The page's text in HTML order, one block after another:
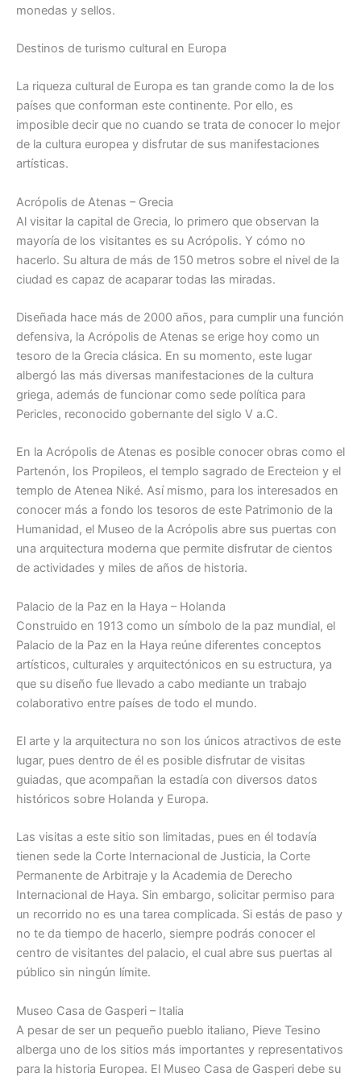
monedas y sellos.
Destinos de turismo cultural en Europa
La riqueza cultural de Europa es tan grande como la de los
países que conforman este continente. Por ello, es
imposible decir que no cuando se trata de conocer lo mejor
de la cultura europea y disfrutar de sus manifestaciones
artísticas.
Acrópolis de Atenas – Grecia
Al visitar la capital de Grecia, lo primero que observan la
mayoría de los visitantes es su Acrópolis. Y cómo no
hacerlo. Su altura de más de 150 metros sobre el nivel de la
ciudad es capaz de acaparar todas las miradas.
Diseñada hace más de 2000 años, para cumplir una función
defensiva, la Acrópolis de Atenas se erige hoy como un
tesoro de la Grecia clásica. En su momento, este lugar
albergó las más diversas manifestaciones de la cultura
griega, además de funcionar como sede política para
Pericles, reconocido gobernante del siglo V a.C.
En la Acrópolis de Atenas es posible conocer obras como el
Partenón, los Propileos, el templo sagrado de Erecteion y el
templo de Atenea Niké. Así mismo, para los interesados en
conocer más a fondo los tesoros de este Patrimonio de la
Humanidad, el Museo de la Acrópolis abre sus puertas con
una arquitectura moderna que permite disfrutar de cientos
de actividades y miles de años de historia.
Palacio de la Paz en la Haya – Holanda
Construido en 1913 como un símbolo de la paz mundial, el
Palacio de la Paz en la Haya reúne diferentes conceptos
artísticos, culturales y arquitectónicos en su estructura, ya
que su diseño fue llevado a cabo mediante un trabajo
colaborativo entre países de todo el mundo.
El arte y la arquitectura no son los únicos atractivos de este
lugar, pues dentro de él es posible disfrutar de visitas
guiadas, que acompañan la estadía con diversos datos
históricos sobre Holanda y Europa.
Las visitas a este sitio son limitadas, pues en él todavía
tienen sede la Corte Internacional de Justicia, la Corte
Permanente de Arbitraje y la Academia de Derecho
Internacional de Haya. Sin embargo, solicitar permiso para
un recorrido no es una tarea complicada. Si estás de paso y
no te da tiempo de hacerlo, siempre podrás conocer el
centro de visitantes del palacio, el cual abre sus puertas al
público sin ningún límite.
Museo Casa de Gasperi – Italia
A pesar de ser un pequeño pueblo italiano, Pieve Tesino
alberga uno de los sitios más importantes y representativos
para la historia Europea. El Museo Casa de Gasperi debe su